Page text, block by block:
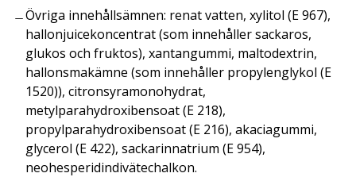
Övriga innehållsämnen: renat vatten, xylitol (E 967),
hallonjuicekoncentrat (som innehåller sackaros,
glukos och fruktos), xantangummi, maltodextrin,
hallonsmakämne (som innehåller propylenglykol (E
1520)), citronsyramonohydrat,
metylparahydroxibensoat (E 218),
propylparahydroxibensoat (E 216), akaciagummi,
glycerol (E 422), sackarinnatrium (E 954),
neohesperidindivätechalkon.